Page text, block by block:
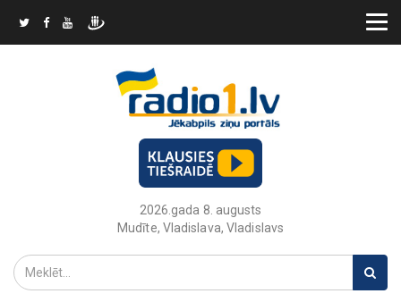
2026.gada 8. augusts
Mudīte, Vladislava, Vladislavs